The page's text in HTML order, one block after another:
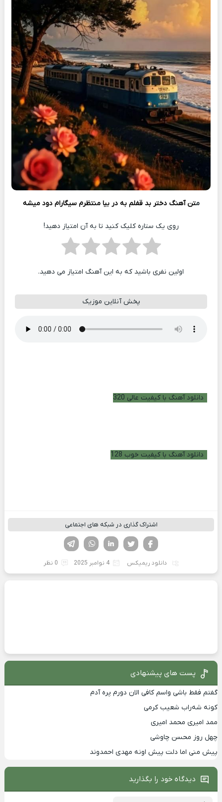
متن آهنگ دختر بد قفلم به در بیا منتظرم سیگارام دود میشه
روی یک ستاره کلیک کنید تا به آن امتیاز دهید!
اولین نفری باشید که به این آهنگ امتیاز می دهید.
پخش آنلاین موزیک
دانلود آهنگ با کیفیت عالی 320
دانلود آهنگ با کیفیت خوب 128
اشتراک گذاری در شبکه های اجتماعی
لینکدین تویتر
فیسوک
دانلود ریمیکس 4 نوامبر 2025 0 نظر
پست های پیشنهادی
گفتم فقط باشی واسم کافی الان دورم پره آدم
کونه شه‌راب شعیب کرمی
ممد امیری محمد امیری
چهل روز محسن چاوشی
پیش منی اما دلت پیش اونه مهدی احمدوند
دیدگاه خود را بگذارید